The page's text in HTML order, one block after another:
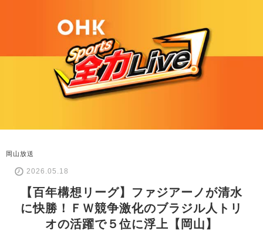
岡山放送
2026.05.18
【百年構想リーグ】ファジアーノが清水
に快勝！ＦＷ競争激化のブラジル人トリ
オの活躍で５位に浮上【岡山】